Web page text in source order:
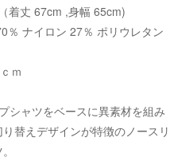
着丈 67cm ,身幅 65cm)
％ ナイロン 27％ ポリウレタン
ｍ
シャツをベースに異素材を組み
替えデザインが特徴のノースリ